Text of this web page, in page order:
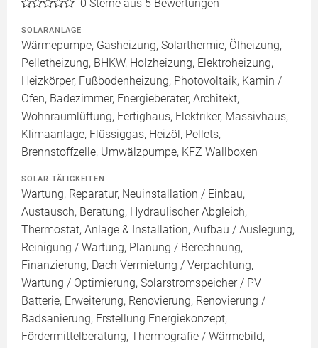
0 Sterne aus 5 Bewertungen
SOLARANLAGE
Wärmepumpe, Gasheizung, Solarthermie, Ölheizung,
Pelletheizung, BHKW, Holzheizung, Elektroheizung,
Heizkörper, Fußbodenheizung, Photovoltaik, Kamin /
Ofen, Badezimmer, Energieberater, Architekt,
Wohnraumlüftung, Fertighaus, Elektriker, Massivhaus,
Klimaanlage, Flüssiggas, Heizöl, Pellets,
Brennstoffzelle, Umwälzpumpe, KFZ Wallboxen
SOLAR TÄTIGKEITEN
Wartung, Reparatur, Neuinstallation / Einbau,
Austausch, Beratung, Hydraulischer Abgleich,
Thermostat, Anlage & Installation, Aufbau / Auslegung,
Reinigung / Wartung, Planung / Berechnung,
Finanzierung, Dach Vermietung / Verpachtung,
Wartung / Optimierung, Solarstromspeicher / PV
Batterie, Erweiterung, Renovierung, Renovierung /
Badsanierung, Erstellung Energiekonzept,
Fördermittelberatung, Thermografie / Wärmebild,